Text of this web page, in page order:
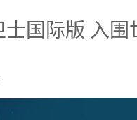
国际版 入